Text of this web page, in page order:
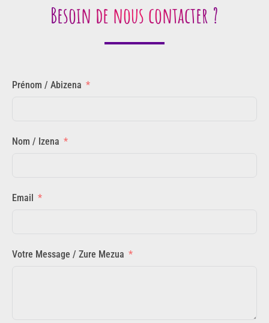
Besoin de nous contacter ?
Prénom / Abizena
Nom / Izena
Email
Votre Message / Zure Mezua